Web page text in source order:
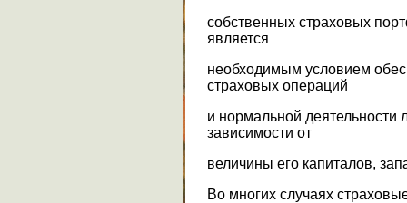
собственных страховых
является
необходимым условием
страховых операций
и нормальной деятельности
зависимости от
величины его капиталов,
Во многих случаях